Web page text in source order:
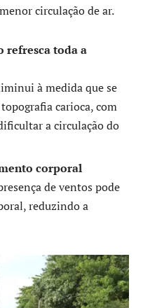
circulação de ar.
refresca toda a
à medida que se
carioca, com
a circulação do
corporal
de ventos pode
reduzindo a